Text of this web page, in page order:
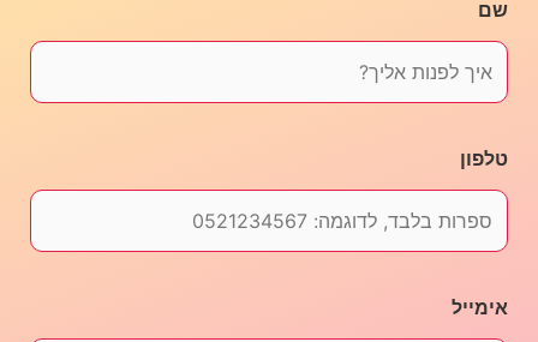
שמיכת קיץ גדולה
שם
טלפון
אימייל